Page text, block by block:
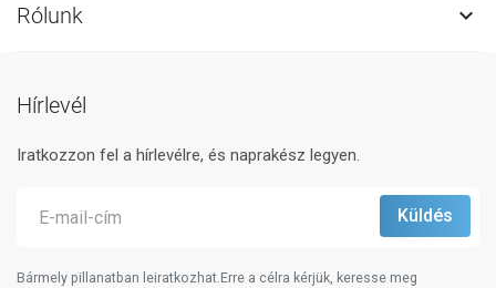
Rólunk 
Hírlevél
Iratkozzon fel a hírlevélre, és naprakész legyen.
Bármely pillanatban leiratkozhat.Erre a célra kérjük, keresse meg